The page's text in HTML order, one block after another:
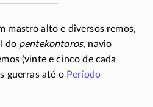
mastro alto e diversos remos,
do pentekontoros, navio
(vinte e cinco de cada
guerras até o Período